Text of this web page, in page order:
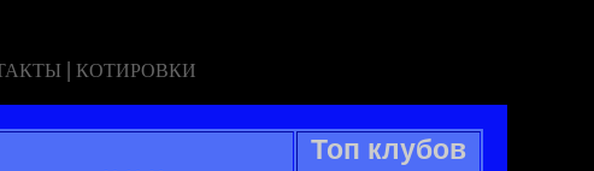
| КОТИРОВКИ
Топ клубов